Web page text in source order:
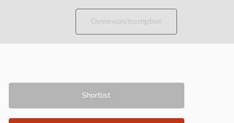
Connexion/Inscription
Shortlist